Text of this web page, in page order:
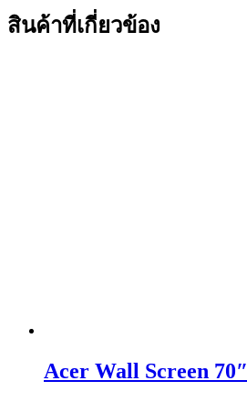
สินค้าที่เกี่ยวข้อง
Acer Wall Screen 70″